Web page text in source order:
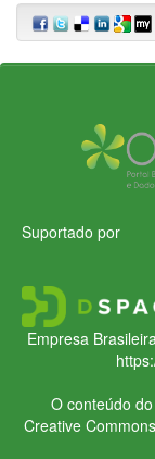
Suportado por
Empresa
O conteúdo
Creative Commons